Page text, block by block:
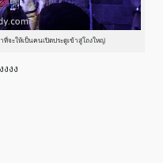
จะให้เป็นคนเปิดประตูเข้าสู่โถงใหญ่
งง